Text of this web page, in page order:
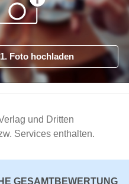
Foto hochladen
und Dritten
Services enthalten.
GESAMTBEWERTUNG